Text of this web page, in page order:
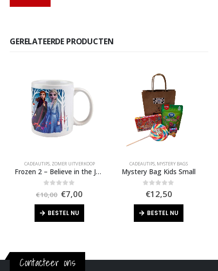
GERELATEERDE PRODUCTEN
CADEAUTIPS, ZOMER UITVERKOOP
Frozen 2 – Believe in the Journey Mug
out of 5
€10,00 Oorspronkelijke
prijs
was:
€10,00.
€7,00Huidige
BESTEL NU
CADEAUTIPS, MYSTERY BAGS
Mystery Bag Kids Small
out of 5
€12,50
BESTEL NU
Contacteer ons